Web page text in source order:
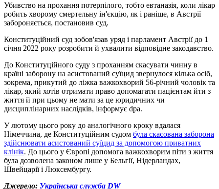
Убивство на прохання потерпілого, тобто евтаназія, коли лікар
робить хворому смертельну ін'єкцію, як і раніше, в Австрії
забороняється, постановив суд.
Конституційний суд зобов'язав уряд і парламент Австрії до 1
січня 2022 року розробити й ухвалити відповідне закодавство.
До Конституційного суду з проханням скасувати чинну в
країні заборону на асистований суїцид звернулося кілька осіб,
зокрема, прикутий до ліжка важкохворий 56-річний чоловік та
лікар, який хотів отримати право допомагати пацієнтам йти з
життя й при цьому не мати за це юридичних чи
дисциплінарних наслідків, інформує dpa.
У лютому цього року до аналогічного кроку вдалася
Німеччина, де Конституційним судом була скасована заборона
здійснювати асистований суїцид за допомогою приватних
клінік. До цього у Європі допомога важкохворим піти з життя
була дозволена законом лише у Бельгії, Нідерландах,
Швейцарії і Люксембургу.
Джерело: Українська служба DW